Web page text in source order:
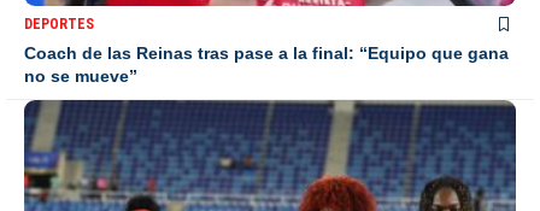
DEPORTES
Coach de las Reinas tras pase a la final: “Equipo que gana
no se mueve”